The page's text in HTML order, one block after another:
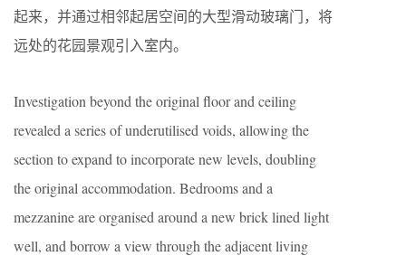
起来，并通过相邻起居空间的大型滑动玻璃门，将
远处的花园景观引入室内。
Investigation beyond the original floor and ceiling
revealed a series of underutilised voids, allowing the
section to expand to incorporate new levels, doubling
the original accommodation. Bedrooms and a
mezzanine are organised around a new brick lined light
well, and borrow a view through the adjacent living